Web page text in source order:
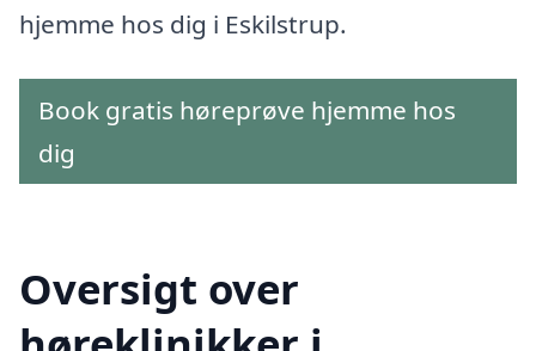
hjemme hos dig i Eskilstrup.
Book gratis høreprøve hjemme hos
dig
Oversigt over